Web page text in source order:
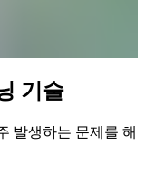
기술
발생하는 문제를 해